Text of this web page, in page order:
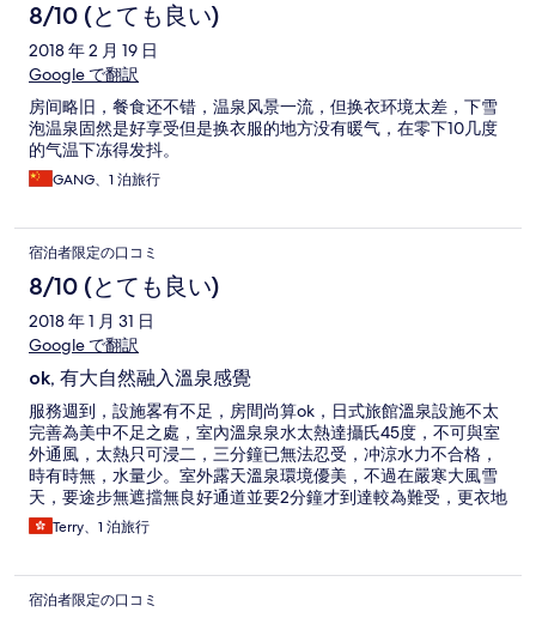
8/10 (とても良い)
2018 年 2 月 19 日
Google で翻訳
房间略旧，餐食还不错，温泉风景一流，但换衣环境太差，下雪
泡温泉固然是好享受但是换衣服的地方没有暖气，在零下10几度
的气温下冻得发抖。
GANG、1 泊旅行
宿泊者限定の口コミ
8/10 (とても良い)
2018 年 1 月 31 日
Google で翻訳
ok, 有大自然融入溫泉感覺
服務週到，設施畧有不足，房間尚算ok，日式旅館溫泉設施不太
完善為美中不足之處，室內溫泉泉水太熱達攝氏45度，不可與室
外通風，太熱只可浸二，三分鐘已無法忍受，冲涼水力不合格，
時有時無，水量少。室外露天溫泉環境優美，不過在嚴寒大風雪
天，要途步無遮擋無良好通道並要2分鐘才到達較為難受，更衣地
方簡陋，只有透明膠擋著，在寒風冷凍下更衣赤裸裸不好受，池
水泉眼溫度只得31度，浸了半小時都未能有足夠熱量步回棚頂更
引多些響往者。
Terry、1 泊旅行
宿泊者限定の口コミ